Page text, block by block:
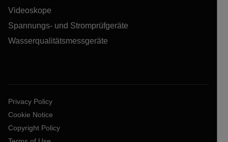
Videoskope
Spannungs- und Stromprüfgeräte
Wasserqualitätsmessgeräte
Privacy Policy
Cookie Notice
Copyright Policy